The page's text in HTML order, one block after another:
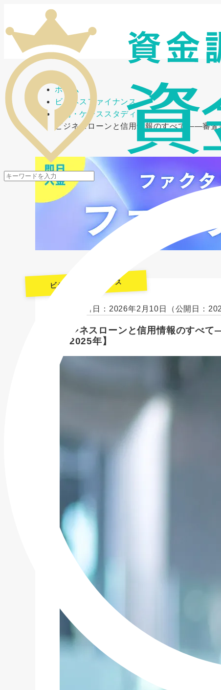
メニューを開閉
ホーム
ビジネスファイナンス
事例・ケーススタディ
ビジネスローンと信用情報のすべて――審
ビジネスファイナンス
最終更新日：2026年2月10日 （公開日：
ビジネスローンと信用情報のすべ
【2025年】